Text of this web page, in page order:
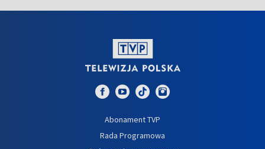
Abonament TVP
Rada Programowa